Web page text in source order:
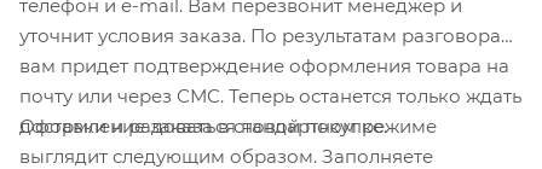
телефон и e-mail. Вам перезвонит менеджер и
уточнит условия заказа. По результатам разговора
вам придет подтверждение оформления товара на
почту или через СМС. Теперь останется только ждать
доставки и радоваться новой покупке.
Оформление заказа в стандартном режиме
выглядит следующим образом. Заполняете